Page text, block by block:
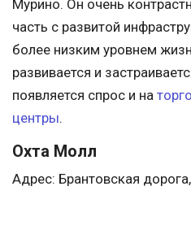
Мурино. Он очень
часть с развитой
более низким уровнем
развивается и
появляется спрос и на
центры.
Охта Молл
Адрес: Брантовская